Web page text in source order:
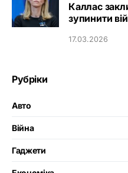
Каллас
зупинити
17.03.2026
Рубріки
Авто
Війна
Гаджети